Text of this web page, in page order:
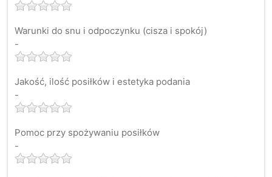
Warunki do snu i odpoczynku (cisza i spokój)
-
Jakość, ilość posiłków i estetyka podania
-
Pomoc przy spożywaniu posiłków
-